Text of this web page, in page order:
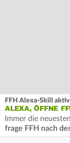
FFH Alexa-Skill
ALEXA, ÖFFNE
Immer die
frage FFH nach